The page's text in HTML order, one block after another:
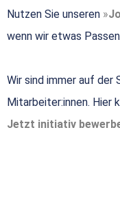
Nutzen Sie unseren
wenn wir etwas
Wir sind immer auf der
Mitarbeiter:innen. Hier
Jetzt initiativ